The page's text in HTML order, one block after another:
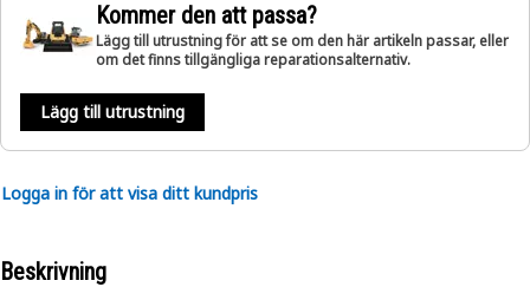
Kommer den att passa?
Lägg till utrustning för att se om den här artikeln passar, eller
om det finns tillgängliga reparationsalternativ.
Lägg till utrustning
Logga in för att visa ditt kundpris
Beskrivning